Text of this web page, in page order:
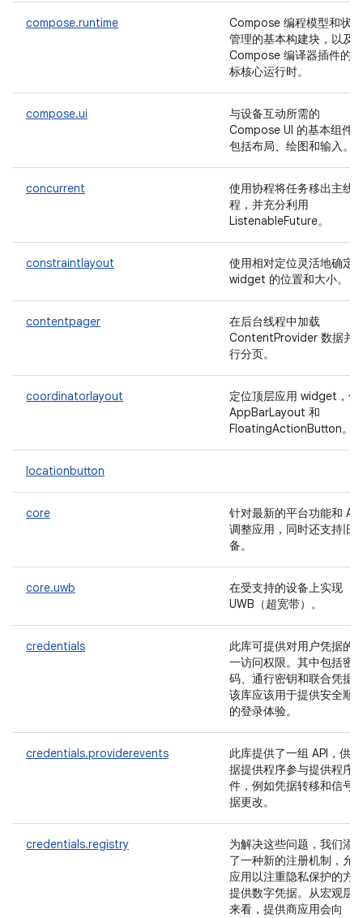
compose.runtime
Compose 编程模型和状态
管理的基本构建块，以及
Compose 编译器插件的目
标核心运行时。
compose.ui
与设备互动所需的
Compose UI 的基本组件
包括布局、绘图和输入。
concurrent
使用协程将任务移出主线
程，并充分利用
ListenableFuture。
constraintlayout
使用相对定位灵活地确定
widget 的位置和大小。
contentpager
在后台线程中加载
ContentProvider 数据并
行分页。
coordinatorlayout
定位顶层应用 widget，例
AppBarLayout 和
FloatingActionButton。
locationbutton
core
针对最新的平台功能和 API
调整应用，同时还支持旧
备。
core.uwb
在受支持的设备上实现
UWB（超宽带）。
credentials
此库可提供对用户凭据的
一访问权限。其中包括密
码、通行密钥和联合凭据
该库应该用于提供安全顺
的登录体验。
credentials.providerevents
此库提供了一组 API，供凭
据提供程序参与提供程序
件，例如凭据转移和信号
据更改。
credentials.registry
为解决这些问题，我们添
了一种新的注册机制，允
应用以注重隐私保护的方
提供数字凭据。从宏观层
来看，提供商应用会向